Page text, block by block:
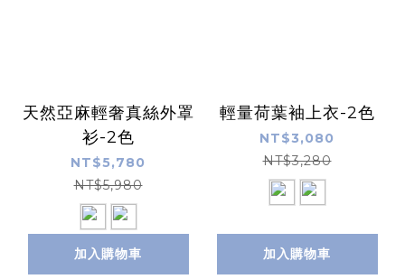
天然亞麻輕奢真絲外罩
衫-2色
NT$5,780
NT$5,980
加入購物車
輕量荷葉袖上衣-2色
NT$3,080
NT$3,280
加入購物車